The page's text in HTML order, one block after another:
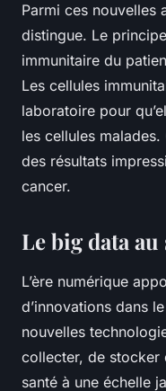
Parmi ces nouvelles
distingue. Le
immunitaire du
Les cellules
laboratoire pour
les cellules
des résultats
cancer.
Le big data
L’ère numérique
d’innovations dans
nouvelles
collecter, de stocker
santé à une échelle